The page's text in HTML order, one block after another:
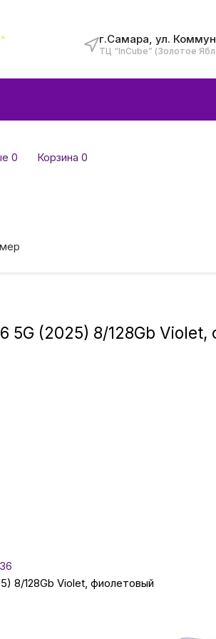
г.Самара, ул.
ТЦ “InCube” (Золотое
0 Корзина 0
5G (2025) 8/128Gb Violet,
8/128Gb Violet, фиолетовый